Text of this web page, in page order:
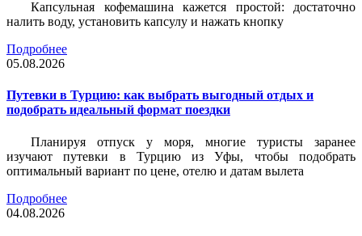
Капсульная кофемашина кажется простой: достаточно
налить воду, установить капсулу и нажать кнопку
Подробнее
05.08.2026
Путевки в Турцию: как выбрать выгодный отдых и
подобрать идеальный формат поездки
Планируя отпуск у моря, многие туристы заранее
изучают путевки в Турцию из Уфы, чтобы подобрать
оптимальный вариант по цене, отелю и датам вылета
Подробнее
04.08.2026